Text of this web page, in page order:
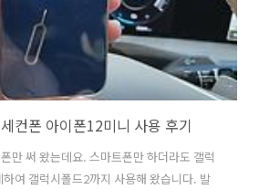
컨폰 아이폰12미니 사용 후기
만 써 왔는데요. 스마트폰만 하더라도 갤럭
여 갤럭시폴드2까지 사용해 왔습니다. 발